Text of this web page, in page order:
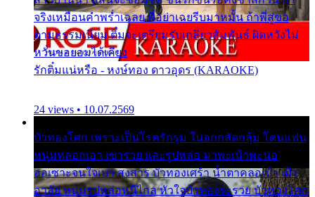
จริงเหมือนคำพร่ำเฉลย พี่อย่าเฉยรีบมาหมั้น ถ้าพี่สู่ขอ
ตามธรรมเนียม ติ๋มจะเตรียมรับเกลียวสัมพันธ์ ผิดหวังไม่
หวั่นขอยอมได้เคียง
รักติ๋มแน่หรือ - หงษ์ทอง ดาวอุดร (KARAOKE)
24 views • 10.07.2569
บัวทองโศก เพราะเป็นโรครักรุม ในอกกลัดกลุ้ม โดนแฟน
หนุ่มหลอกเอา เขารวย และรูปหล่อ มาพะเน้าพะนอ
ออเซาะจนใจเบา สงสาร บัวทองเศร้า น้ำตาคลอเบ้า เฝ้า
อาลัย หนุ่มรูปหล่อหนีไกล หัวใจบัวทองระรวย บัวทองโศก